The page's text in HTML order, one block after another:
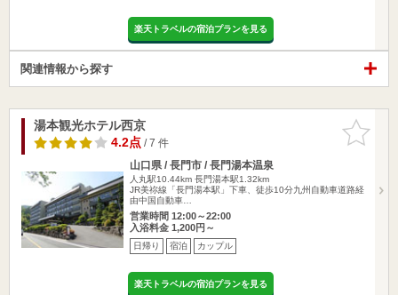
楽天トラベルの宿泊プランを見る
関連情報から探す
お気に入
りに追加
湯本観光ホテル西京
4.2点/ 7 件
山口県 / 長門市 / 長門湯本温泉
人丸駅10.44km 長門湯本駅1.32km
JR美祢線「長門湯本駅」下車、徒歩10分九州自動車道路経
由中国自動車…
営業時間 12:00～22:00
入浴料金 1,200円～
日帰り 宿泊 カップル
楽天トラベルの宿泊プランを見る